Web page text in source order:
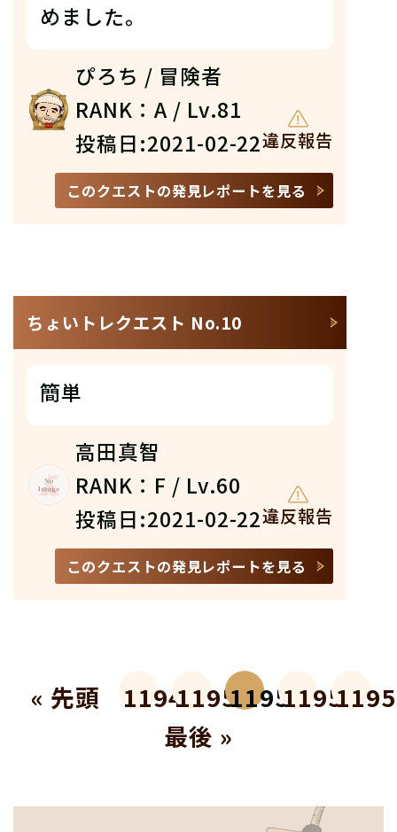
めました。
ぴろち / 冒険者
RANK：A / Lv.81
投稿日:2021-02-22違反報告
このクエストの発見レポートを見る
ちょいトレクエスト No.10
簡単
高田真智
RANK：F / Lv.60
投稿日:2021-02-22違反報告
このクエストの発見レポートを見る
« 先頭 11949119501195111952
最後 »